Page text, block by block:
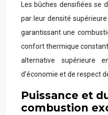
Les bûches densifiées se
par leur densité
garantissant une
confort thermique
alternative supérieure
d’économie et de respect
Puissance et
combustion